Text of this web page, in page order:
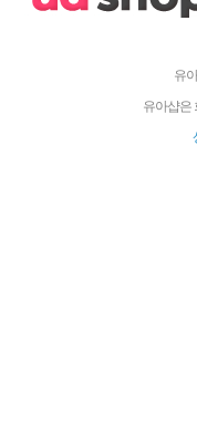
유
유아샵은